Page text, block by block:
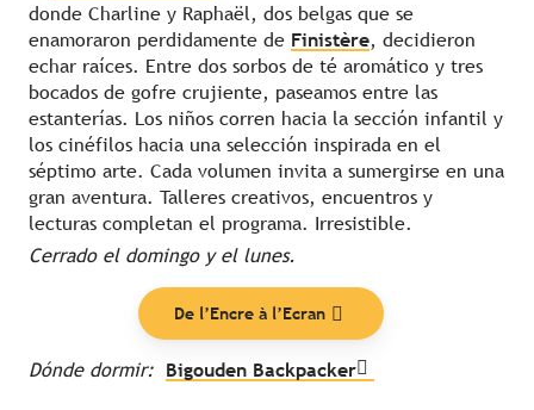
donde Charline y Raphaël, dos belgas que se
enamoraron perdidamente de Finistère, decidieron
echar raíces. Entre dos sorbos de té aromático y tres
bocados de gofre crujiente, paseamos entre las
estanterías. Los niños corren hacia la sección infantil y
los cinéfilos hacia una selección inspirada en el
séptimo arte. Cada volumen invita a sumergirse en una
gran aventura. Talleres creativos, encuentros y
lecturas completan el programa. Irresistible.
Cerrado el domingo y el lunes.
De l’Encre à l’Ecran
Dónde dormir: Bigouden Backpacker